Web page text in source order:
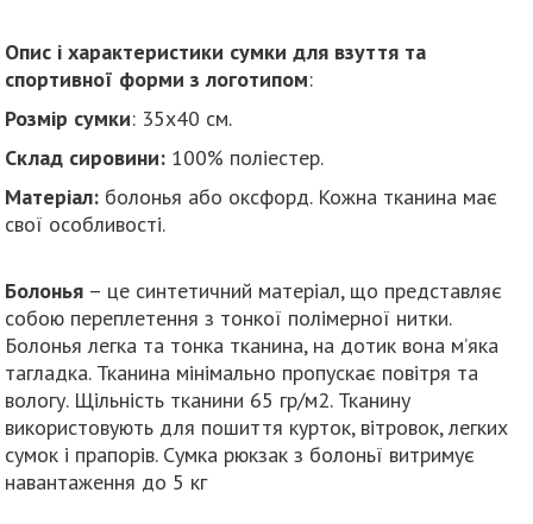
Опис і характеристики сумки для взуття та
спортивної форми з логотипом:
Розмір сумки: 35х40 см.
Склад сировини: 100% поліестер.
Матеріал: болонья або оксфорд. Кожна тканина має
свої особливості.
Болонья – це синтетичний матеріал, що представляє
собою переплетення з тонкої полімерної нитки.
Болонья легка та тонка тканина, на дотик вона м’яка
тагладка. Тканина мінімально пропускає повітря та
вологу. Щільність тканини 65 гр/м2. Тканину
використовують для пошиття курток, вітровок, легких
сумок і прапорів. Сумка рюкзак з болоньї витримує
навантаження до 5 кг